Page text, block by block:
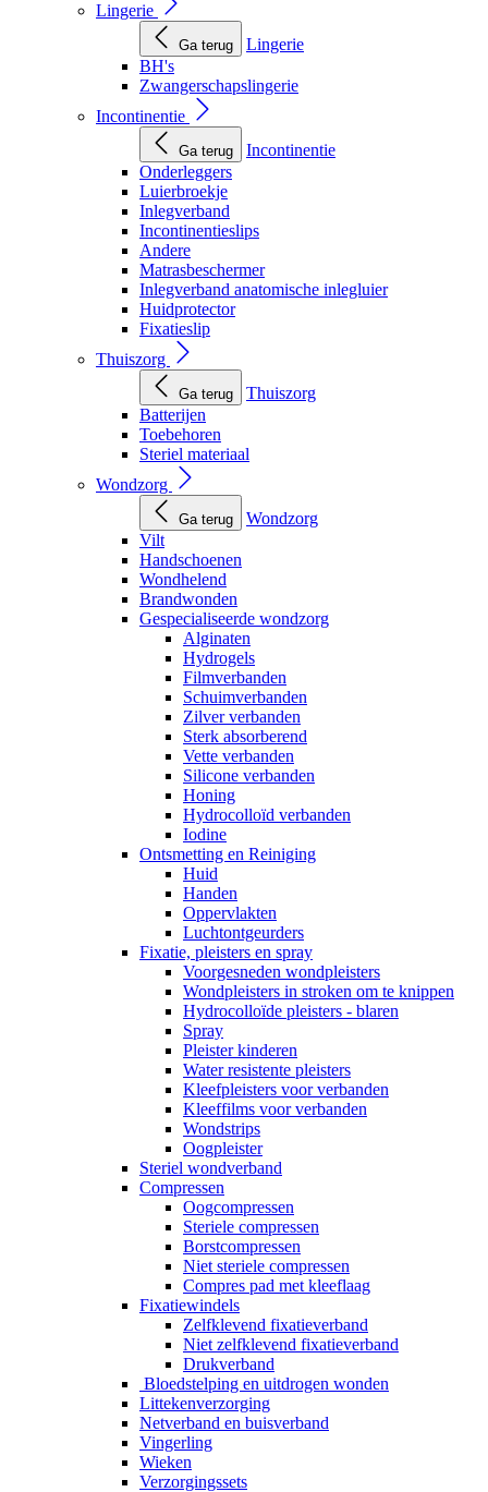
Lingerie
Ga terug
Lingerie
BH's
Zwangerschapslingerie
Incontinentie
Ga terug
Incontinentie
Onderleggers
Luierbroekje
Inlegverband
Incontinentieslips
Andere
Matrasbeschermer
Inlegverband anatomische inlegluier
Huidprotector
Fixatieslip
Thuiszorg
Ga terug
Thuiszorg
Batterijen
Toebehoren
Steriel materiaal
Wondzorg
Ga terug
Wondzorg
Vilt
Handschoenen
Wondhelend
Brandwonden
Gespecialiseerde wondzorg
Alginaten
Hydrogels
Filmverbanden
Schuimverbanden
Zilver verbanden
Sterk absorberend
Vette verbanden
Silicone verbanden
Honing
Hydrocolloïd verbanden
Iodine
Ontsmetting en Reiniging
Huid
Handen
Oppervlakten
Luchtontgeurders
Fixatie, pleisters en spray
Voorgesneden wondpleisters
Wondpleisters in stroken om te knippen
Hydrocolloïde pleisters - blaren
Spray
Pleister kinderen
Water resistente pleisters
Kleefpleisters voor verbanden
Kleeffilms voor verbanden
Wondstrips
Oogpleister
Steriel wondverband
Compressen
Oogcompressen
Steriele compressen
Borstcompressen
Niet steriele compressen
Compres pad met kleeflaag
Fixatiewindels
Zelfklevend fixatieverband
Niet zelfklevend fixatieverband
Drukverband
Bloedstelping en uitdrogen wonden
Littekenverzorging
Netverband en buisverband
Vingerling
Wieken
Verzorgingssets